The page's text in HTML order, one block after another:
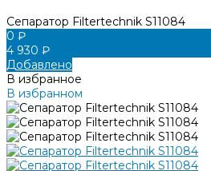
Сепаратор Filtertechnik S11084
0 ₽
4 930 ₽
Добавлено
В избранное
В избранном